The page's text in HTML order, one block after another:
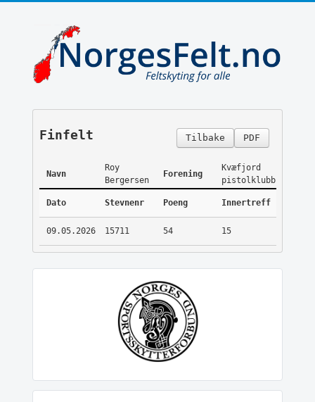
PDF
Tilbake
Finfelt
Navn
Roy
Bergersen
Forening
Kvæfjord
pistolklubb
Dato Stevnenr Poeng Innertreff
09.05.2026 15711 54 15